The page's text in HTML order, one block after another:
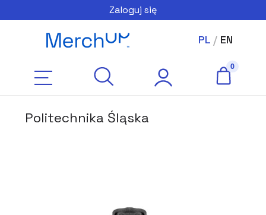
Zaloguj się
PL/ EN
Politechnika Śląska